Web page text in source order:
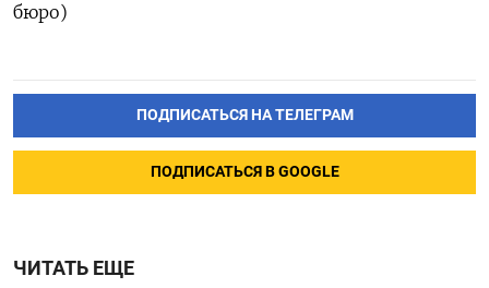
бюро)
ПОДПИСАТЬСЯ НА ТЕЛЕГРАМ
ПОДПИСАТЬСЯ В GOOGLE
ЧИТАТЬ ЕЩЕ